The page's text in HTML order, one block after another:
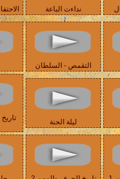
نداءت الباعة
التقمص - السلطان
ليلة الحنة